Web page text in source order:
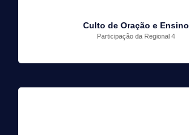
Culto de Oração e Ensino
Participação da Regional 4